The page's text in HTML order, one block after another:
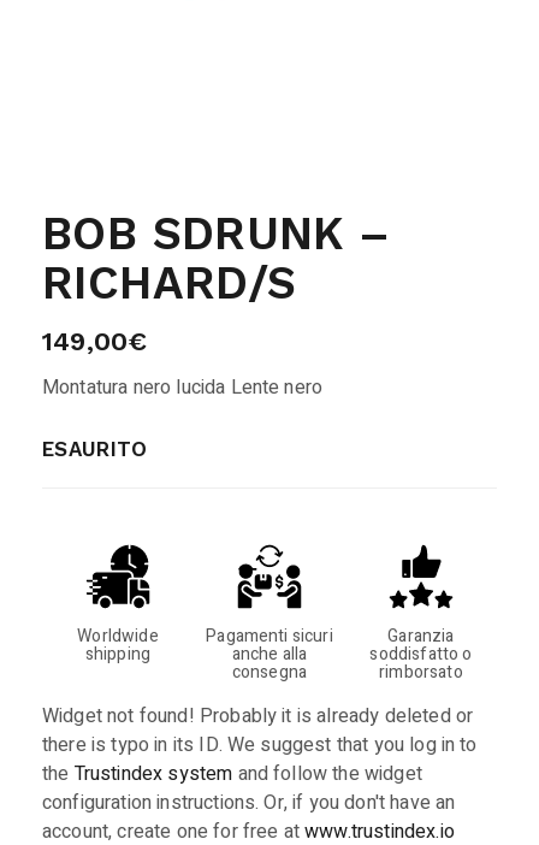
BOB SDRUNK –
RICHARD/S
149,00€
Montatura nero lucida Lente nero
ESAURITO
Worldwide
shipping
Pagamenti sicuri
anche alla
consegna
Garanzia
soddisfatto o
rimborsato
Widget not found! Probably it is already deleted or
there is typo in its ID. We suggest that you log in to
the Trustindex system and follow the widget
configuration instructions. Or, if you don't have an
account, create one for free atwww.trustindex.io